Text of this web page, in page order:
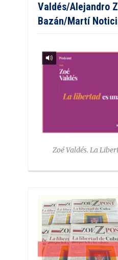
Valdés/Alejandro
Bazán/Martí
Zoé Valdés. La